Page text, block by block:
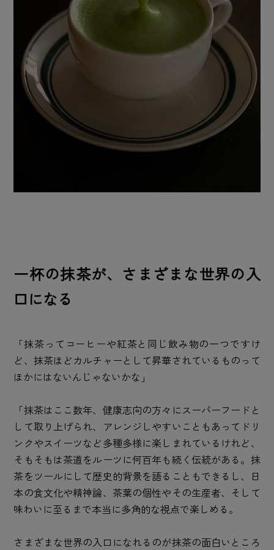
一杯の抹茶が、さまざまな世界の入
口になる
「抹茶ってコーヒーや紅茶と同じ飲み物の一つですけ
ど、抹茶ほどカルチャーとして昇華されているものって
ほかにはないんじゃないかな」
「抹茶はここ数年、健康志向の方々にスーパーフードと
して取り上げられ、アレンジしやすいこともあってドリ
ンクやスイーツなど多種多様に楽しまれているけれど、
そもそもは茶道をルーツに何百年も続く伝統がある。抹
茶をツールにして歴史的背景を語ることもできるし、日
本の食文化や精神論、茶葉の個性やその生産者、そして
味わいに至るまで本当に多角的な視点で楽しめる。
さまざまな世界の入口になれるのが抹茶の面白いところ